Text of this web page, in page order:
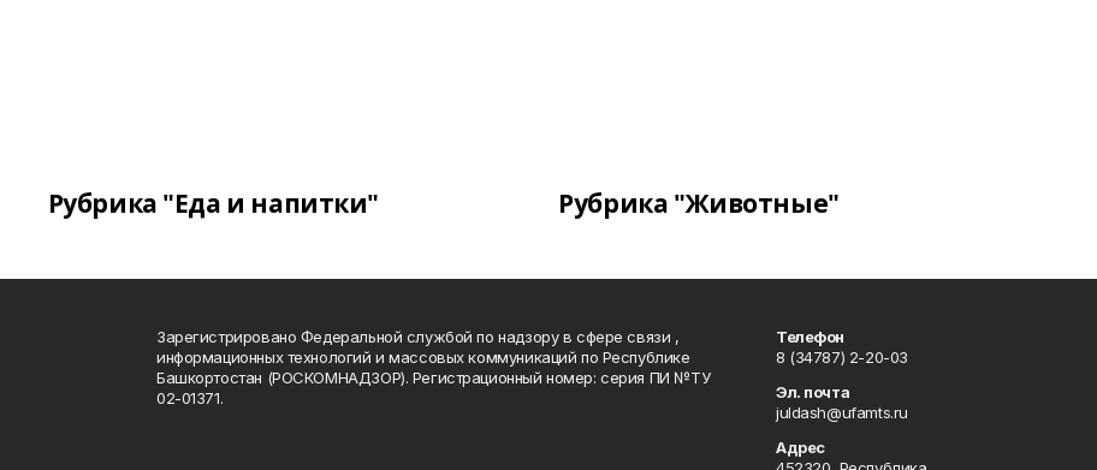
Рубрика "Еда и напитки" Рубрика "Животные"
Зарегистрировано Федеральной службой по надзору в сфере связи ,
информационных технологий и массовых коммуникаций по Республике
Башкортостан (РОСКОМНАДЗОР). Регистрационный номер: серия ПИ №ТУ
02-01371.
Телефон
8 (34787) 2-20-03
Эл. почта
juldash@ufamts.ru
Адрес